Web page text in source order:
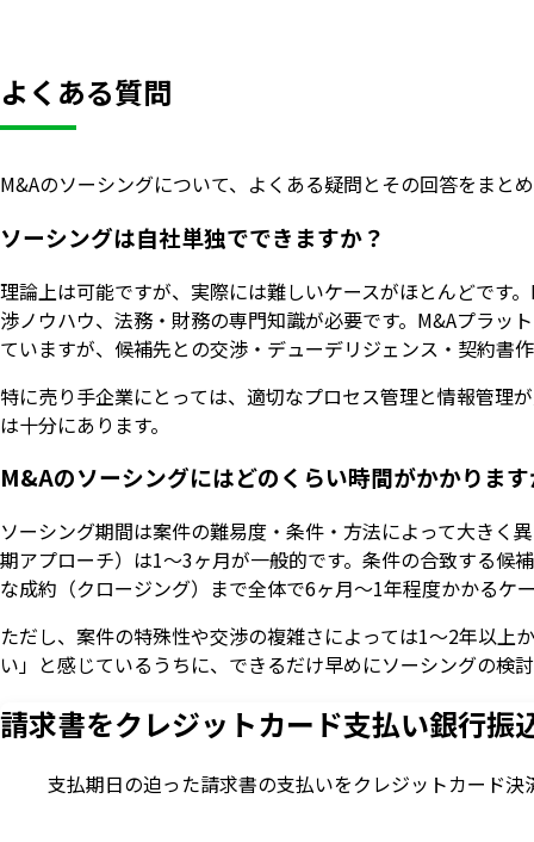
よくある質問
M&Aのソーシングについて、よくある疑問とその回答をまと
ソーシングは自社単独でできますか？
理論上は可能ですが、実際には難しいケースがほとんどです
渉ノウハウ、法務・財務の専門知識が必要です。M&Aプラッ
ていますが、候補先との交渉・デューデリジェンス・契約書
特に売り手企業にとっては、適切なプロセス管理と情報管理
は十分にあります。
M&Aのソーシングにはどのくらい時間がかかりま
ソーシング期間は案件の難易度・条件・方法によって大きく
期アプローチ）は1〜3ヶ月が一般的です。条件の合致する候
な成約（クロージング）まで全体で6ヶ月〜1年程度かかるケ
ただし、案件の特殊性や交渉の複雑さによっては1〜2年以
い」と感じているうちに、できるだけ早めにソーシングの検
請求書をクレジットカード支払い銀行振
支払期日の迫った請求書の支払いをクレジットカード決